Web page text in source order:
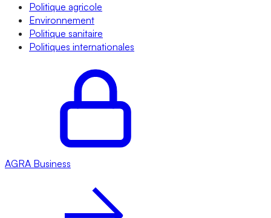
Politique agricole
Environnement
Politique sanitaire
Politiques internationales
AGRA Business